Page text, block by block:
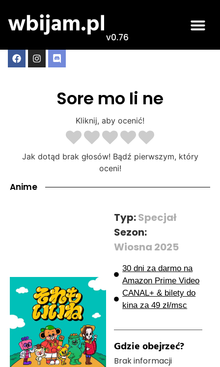
v0.76
Sore mo Ii ne
Kliknij, aby ocenić!
Jak dotąd brak głosów! Bądź pierwszym, który
oceni!
Anime
Typ:Specjał
Sezon:
Wiosna 2025
30 dni za darmo na
Amazon Prime Video
CANAL+ & bilety do
kina za 49 zł/msc
Gdzie obejrzeć?
Brak informacji